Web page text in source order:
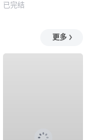
已完结
更多